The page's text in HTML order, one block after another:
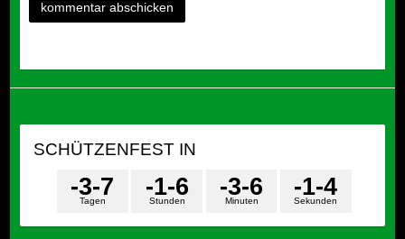
SCHÜTZENFEST IN
Tagen
-3-7
Stunden
-1-6
Minuten
-3-6
Sekunden
-1-4